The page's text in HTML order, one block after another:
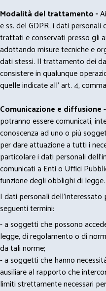
Modalità del trattamento -
e ss. del GDPR, i dati
trattati e conservati presso gli
adottando misure tecniche e
dati stessi. Il trattamento dei
consistere in qualunque
quelle indicate all' art. 4,
Comunicazione e diffusione -
potranno essere comunicati,
conoscenza ad uno o più
per dare attuazione a tutti i
particolare i dati personali
comunicati a Enti o Uffici
funzione degli obblighi di legge.
I dati personali
seguenti termini:
- a soggetti che possono
legge, di regolamento o di
da tali norme;
- a soggetti che hanno
ausiliare al rapporto che
limiti strettamente necessari